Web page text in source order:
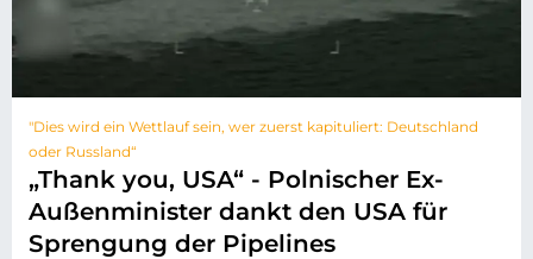
"Dies wird ein Wettlauf sein, wer zuerst kapituliert: Deutschland
oder Russland“
„Thank you, USA“ - Polnischer Ex-
Außenminister dankt den USA für
Sprengung der Pipelines